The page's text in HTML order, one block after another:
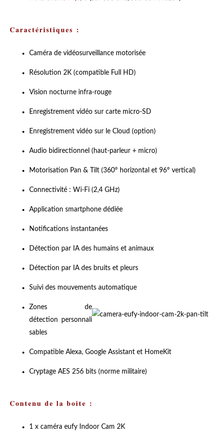
Caractéristiques :
Caméra de vidéosurveillance motorisée
Résolution 2K (compatible Full HD)
Vision nocturne infra-rouge
Enregistrement vidéo sur carte micro-SD
Enregistrement vidéo sur le Cloud (option)
Audio bidirectionnel (haut-parleur + micro)
Motorisation Pan & Tilt (360° horizontal et 96° vertical)
Connectivité : Wi-Fi (2,4 GHz)
Application smartphone dédiée
Notifications instantanées
Détection par IA des humains et animaux
Détection par IA des bruits et pleurs
Suivi des mouvements automatique
Zones de
détection personnali
sables
Compatible Alexa, Google Assistant et HomeKit
Cryptage AES 256 bits (norme militaire)
Contenu de la boite :
1 x caméra eufy Indoor Cam 2K